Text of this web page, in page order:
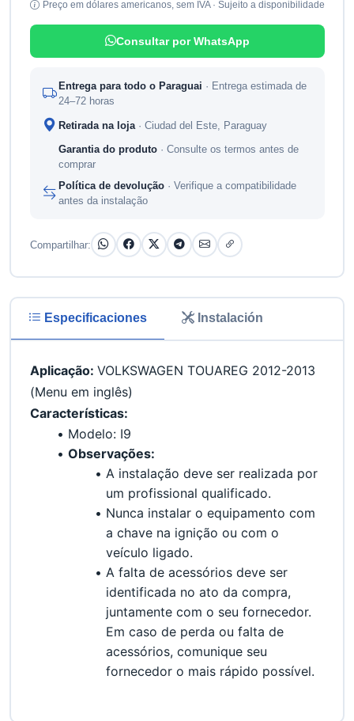
Preço em dólares americanos, sem IVA · Sujeito a disponibilidade
Consultar por WhatsApp
Entrega para todo o Paraguai · Entrega estimada de
24–72 horas
Retirada na loja · Ciudad del Este, Paraguay
Garantia do produto · Consulte os termos antes de
comprar
Política de devolução · Verifique a compatibilidade
antes da instalação
Compartilhar:
Especificaciones Instalación
Aplicação: VOLKSWAGEN TOUAREG 2012-2013
(Menu em inglês)
Características:
Modelo: I9
Observações:
A instalação deve ser realizada por
um profissional qualificado.
Nunca instalar o equipamento com
a chave na ignição ou com o
veículo ligado.
A falta de acessórios deve ser
identificada no ato da compra,
juntamente com o seu fornecedor.
Em caso de perda ou falta de
acessórios, comunique seu
fornecedor o mais rápido possível.